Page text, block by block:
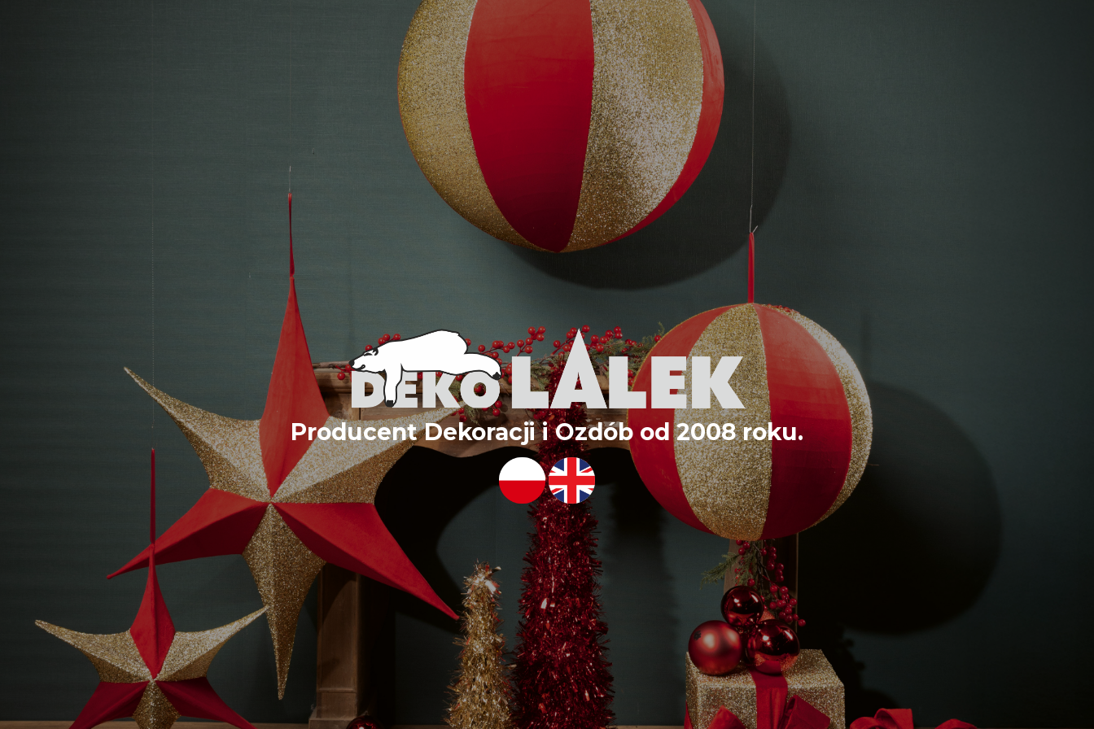
Producent Dekoracji i Ozdób od 2008 roku.